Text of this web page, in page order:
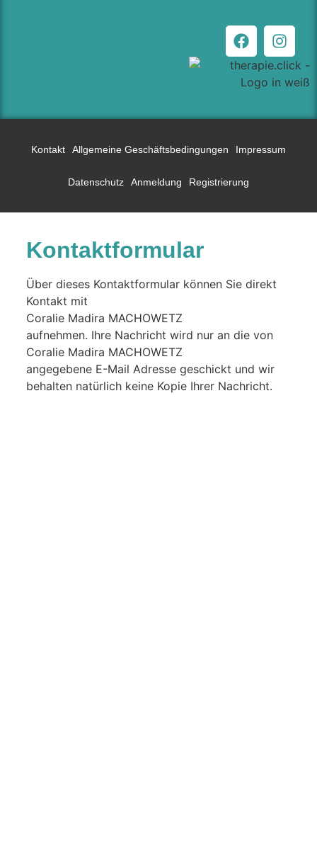
Kontakt Allgemeine Geschäftsbedingungen Impressum
Datenschutz Anmeldung Registrierung
Kontaktformular
Über dieses Kontaktformular können Sie direkt
Kontakt mit
Coralie Madira MACHOWETZ
aufnehmen. Ihre Nachricht wird nur an die von
Coralie Madira MACHOWETZ
angegebene E-Mail Adresse geschickt und wir
behalten natürlich keine Kopie Ihrer Nachricht.